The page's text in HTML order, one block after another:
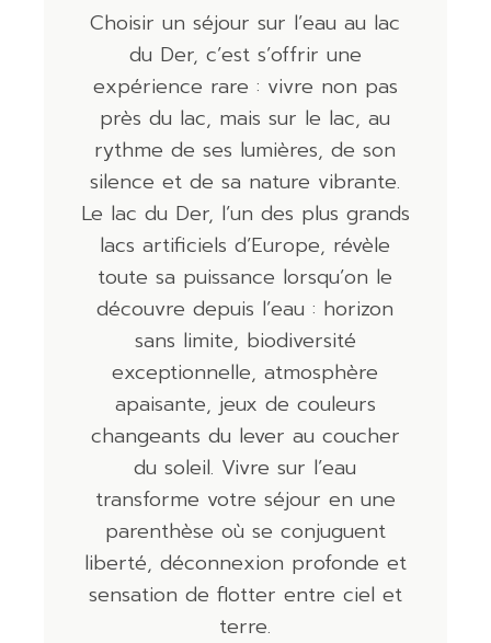
Choisir un séjour sur l’eau au lac
du Der, c’est s’offrir une
expérience rare : vivre non pas
près du lac, mais sur le lac, au
rythme de ses lumières, de son
silence et de sa nature vibrante.
Le lac du Der, l’un des plus grands
lacs artificiels d’Europe, révèle
toute sa puissance lorsqu’on le
découvre depuis l’eau : horizon
sans limite, biodiversité
exceptionnelle, atmosphère
apaisante, jeux de couleurs
changeants du lever au coucher
du soleil. Vivre sur l’eau
transforme votre séjour en une
parenthèse où se conjuguent
liberté, déconnexion profonde et
sensation de flotter entre ciel et
terre.